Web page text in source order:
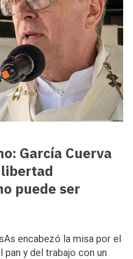
García Cuerva
puede ser
encabezó la misa por el
pan y del trabajo con un